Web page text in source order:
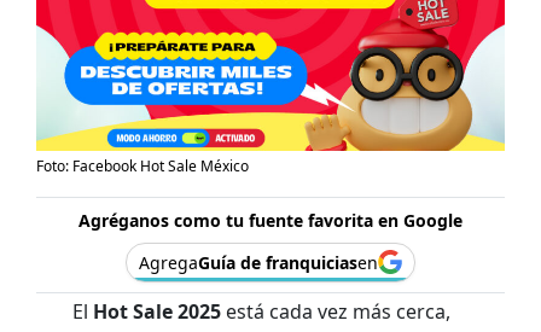
Foto: Facebook Hot Sale México
Agréganos como tu fuente favorita en Google
AgregaGuía de franquiciasen
El Hot Sale 2025 está cada vez más cerca,